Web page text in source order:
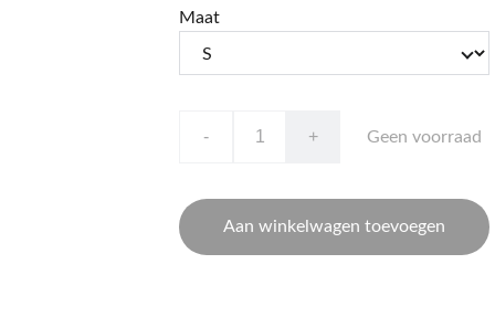
Maat
- + Geen voorraad
Aan winkelwagen toevoegen